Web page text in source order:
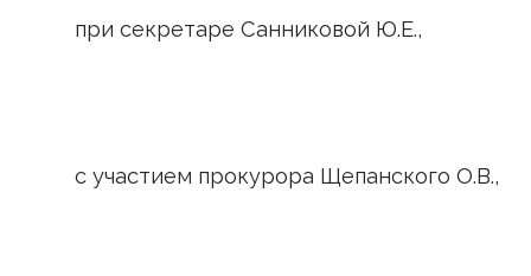
при секретаре Санниковой Ю.Е.,
с участием прокурора Щепанского О.В.,